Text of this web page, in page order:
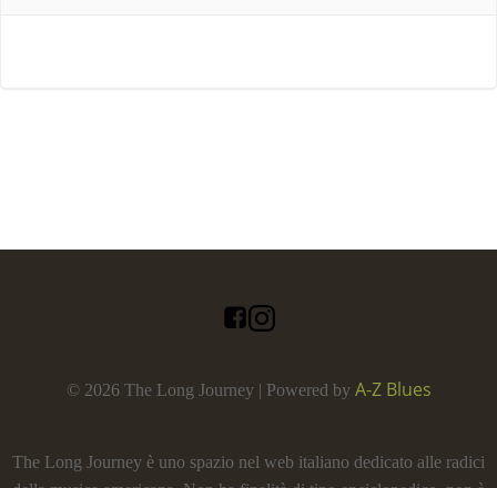
© 2026 The Long Journey | Powered by A-Z Blues
The Long Journey è uno spazio nel web italiano dedicato alle radici